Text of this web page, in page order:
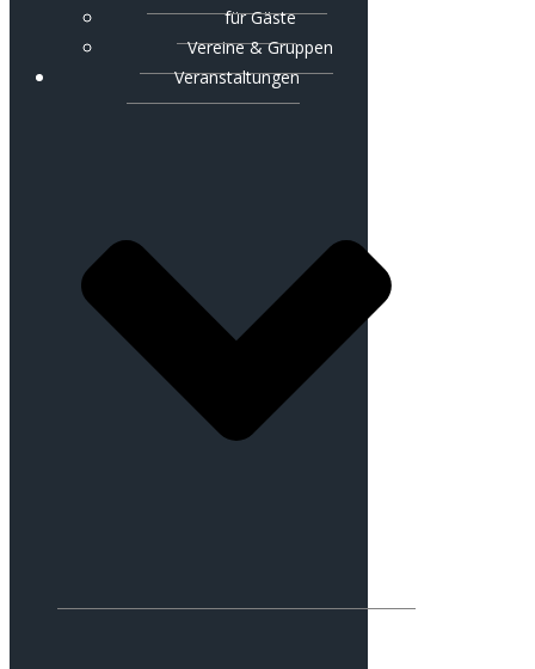
für Gäste
Vereine & Gruppen
Veranstaltungen